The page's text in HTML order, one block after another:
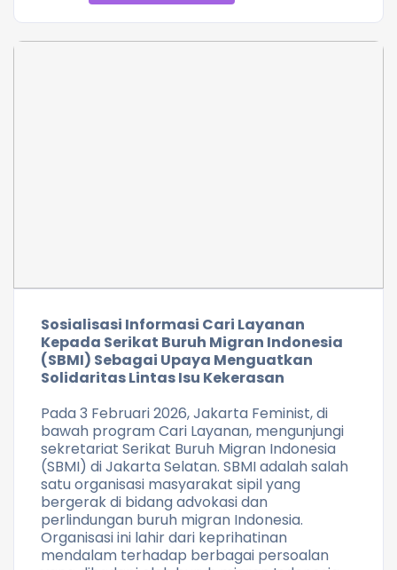
Sosialisasi Informasi Cari Layanan
Kepada Serikat Buruh Migran Indonesia
(SBMI) Sebagai Upaya Menguatkan
Solidaritas Lintas Isu Kekerasan
Pada 3 Februari 2026, Jakarta Feminist, di
bawah program Cari Layanan, mengunjungi
sekretariat Serikat Buruh Migran Indonesia
(SBMI) di Jakarta Selatan. SBMI adalah salah
satu organisasi masyarakat sipil yang
bergerak di bidang advokasi dan
perlindungan buruh migran Indonesia.
Organisasi ini lahir dari keprihatinan
mendalam terhadap berbagai persoalan